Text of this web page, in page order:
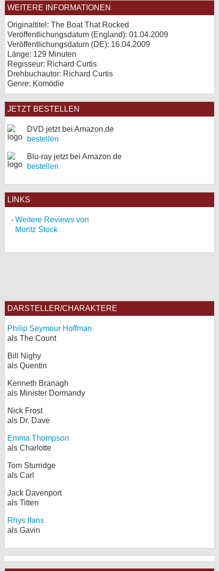
WEITERE INFORMATIONEN
Originaltitel: The Boat That Rocked
Veröffentlichungsdatum (England): 01.04.2009
Veröffentlichungsdatum (DE): 16.04.2009
Länge: 129 Minuten
Regisseur: Richard Curtis
Drehbuchautor: Richard Curtis
Genre: Komödie
JETZT BESTELLEN
DVD jetzt bei Amazon.de
bestellen
Blu-ray jetzt bei Amazon.de
bestellen
LINKS
Weitere Reviews von
Moritz Stock
DARSTELLER/CHARAKTERE
Philip Seymour Hoffman
als The Count
Bill Nighy
als Quentin
Kenneth Branagh
als Minister Dormandy
Nick Frost
als Dr. Dave
Emma Thompson
als Charlotte
Tom Sturridge
als Carl
Jack Davenport
als Titten
Rhys Ifans
als Gavin